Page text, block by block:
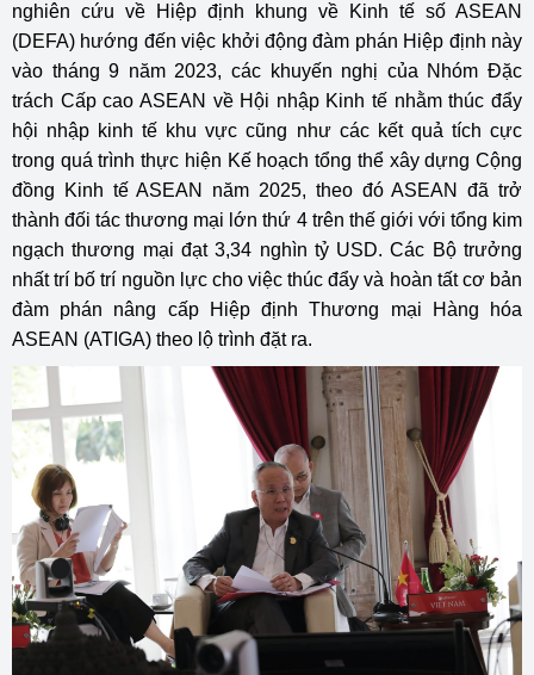
nghiên cứu về Hiệp định khung về Kinh tế số ASEAN
(DEFA) hướng đến việc khởi động đàm phán Hiệp định này
vào tháng 9 năm 2023, các khuyến nghị của Nhóm Đặc
trách Cấp cao ASEAN về Hội nhập Kinh tế nhằm thúc đẩy
hội nhập kinh tế khu vực cũng như các kết quả tích cực
trong quá trình thực hiện Kế hoạch tổng thể xây dựng Cộng
đồng Kinh tế ASEAN năm 2025, theo đó ASEAN đã trở
thành đối tác thương mại lớn thứ 4 trên thế giới với tổng kim
ngạch thương mại đạt 3,34 nghìn tỷ USD. Các Bộ trưởng
nhất trí bố trí nguồn lực cho việc thúc đẩy và hoàn tất cơ bản
đàm phán nâng cấp Hiệp định Thương mại Hàng hóa
ASEAN (ATIGA) theo lộ trình đặt ra.